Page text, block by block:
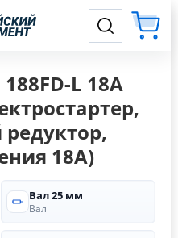
L 18А
18А)
Вал 25 мм
Вал